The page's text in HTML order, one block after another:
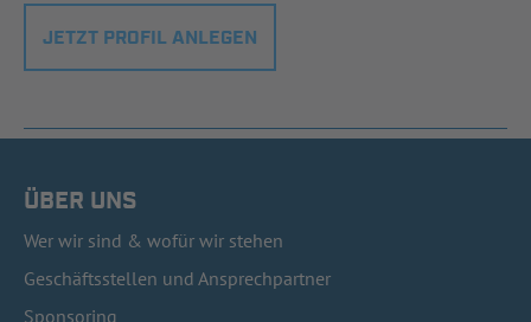
JETZT PROFIL ANLEGEN
ÜBER UNS
Wer wir sind & wofür wir stehen
Geschäftsstellen und Ansprechpartner
Sponsoring